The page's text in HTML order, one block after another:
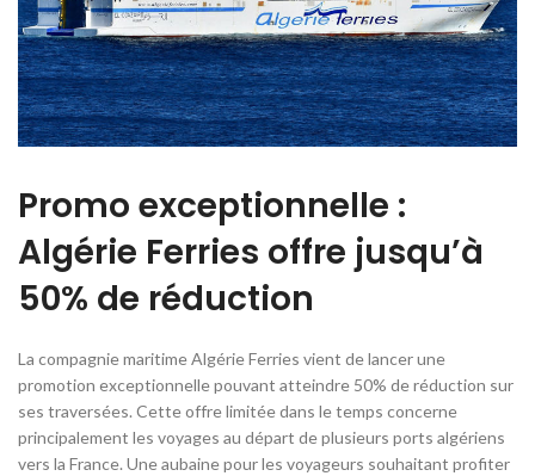
Promo exceptionnelle :
Algérie Ferries offre jusqu’à
50% de réduction
La compagnie maritime Algérie Ferries vient de lancer une
promotion exceptionnelle pouvant atteindre 50% de réduction sur
ses traversées. Cette offre limitée dans le temps concerne
principalement les voyages au départ de plusieurs ports algériens
vers la France. Une aubaine pour les voyageurs souhaitant profiter